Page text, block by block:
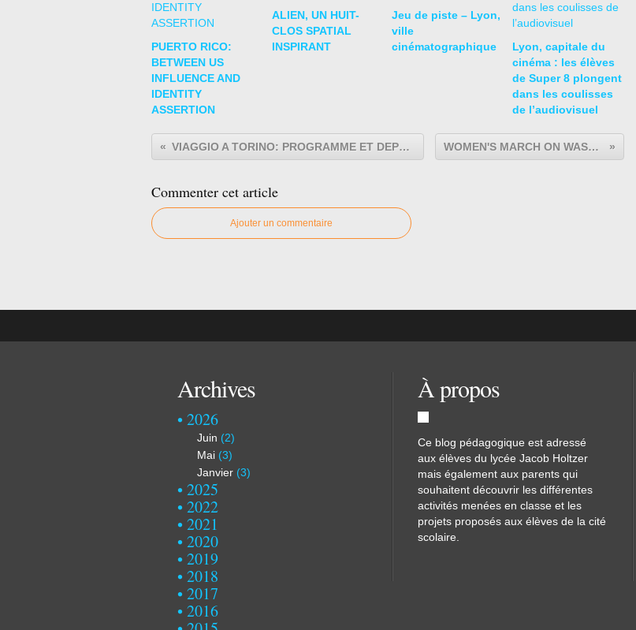
PUERTO RICO:
BETWEEN US
INFLUENCE AND
IDENTITY
ASSERTION
ALIEN, UN HUIT-
CLOS SPATIAL
INSPIRANT
Jeu de piste – Lyon,
ville
cinématographique
Lyon, capitale du
cinéma : les élèves
de Super 8 plongent
dans les coulisses
de l’audiovisuel
VIAGGIO A TORINO: PROGRAMME ET DEPLACEMENTS WOMEN'S MARCH ON WASHINGTON
Commenter cet article
Ajouter un commentaire
Archives
2026
Juin (2)
Mai (3)
Janvier (3)
2025
2022
2021
2020
2019
2018
2017
2016
À propos
Ce blog pédagogique est adressé
aux élèves du lycée Jacob Holtzer
mais également aux parents qui
souhaitent découvrir les différentes
activités menées en classe et les
projets proposés aux élèves de la cité
scolaire.